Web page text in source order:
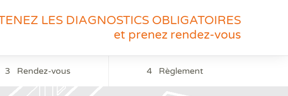
LES DIAGNOSTICS OBLIGATOIRES
et prenez rendez-vous
3 Rendez-vous 4 Règlement